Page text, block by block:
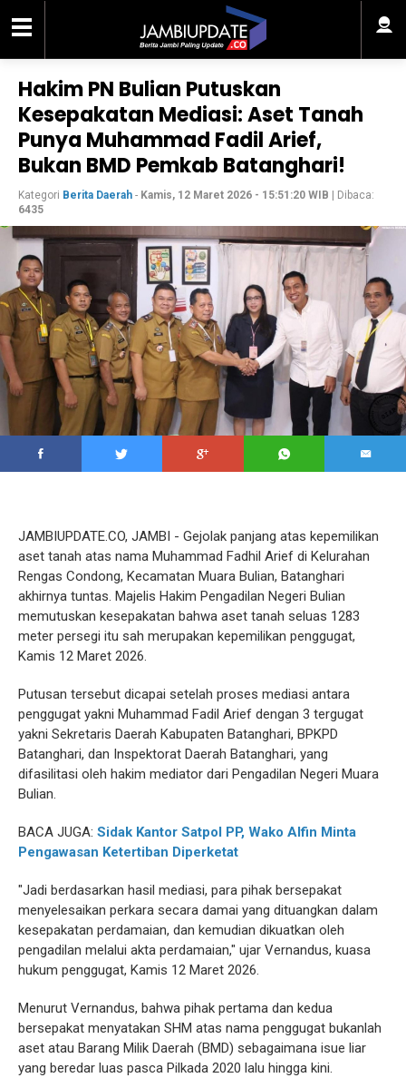
Hakim PN Bulian Putuskan
Kesepakatan Mediasi: Aset Tanah
Punya Muhammad Fadil Arief,
Bukan BMD Pemkab Batanghari!
Kategori Berita Daerah - Kamis, 12 Maret 2026 - 15:51:20 WIB | Dibaca:
6435
JAMBIUPDATE.CO, JAMBI - Gejolak panjang atas kepemilikan
aset tanah atas nama Muhammad Fadhil Arief di Kelurahan
Rengas Condong, Kecamatan Muara Bulian, Batanghari
akhirnya tuntas. Majelis Hakim Pengadilan Negeri Bulian
memutuskan kesepakatan bahwa aset tanah seluas 1283
meter persegi itu sah merupakan kepemilikan penggugat,
Kamis 12 Maret 2026.
‎‎Putusan tersebut dicapai setelah proses mediasi antara
penggugat yakni Muhammad Fadil Arief dengan 3 tergugat
yakni Sekretaris Daerah Kabupaten Batanghari, BPKPD
Batanghari, dan Inspektorat Daerah Batanghari, yang
difasilitasi oleh hakim mediator dari Pengadilan Negeri Muara
Bulian.
BACA JUGA: Sidak Kantor Satpol PP, Wako Alfin Minta
Pengawasan Ketertiban Diperketat
‎‎"Jadi berdasarkan hasil mediasi, para pihak bersepakat
menyelesaikan perkara secara damai yang dituangkan dalam
kesepakatan perdamaian, dan kemudian dikuatkan oleh
pengadilan melalui akta perdamaian," ujar Vernandus, kuasa
hukum penggugat, Kamis 12 Maret 2026.‎‎
Menurut Vernandus, bahwa pihak pertama dan kedua
bersepakat menyatakan SHM atas nama penggugat bukanlah
aset atau Barang Milik Daerah (BMD) sebagaimana isue liar
yang beredar luas pasca Pilkada 2020 lalu hingga kini.